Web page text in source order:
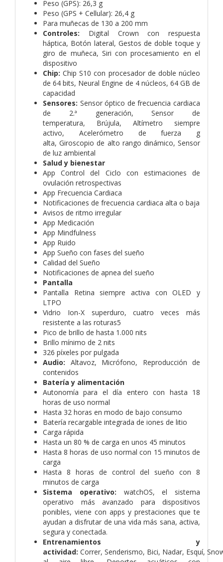
Peso (GPS): 26,3 g
Peso (GPS + Cellular): 26,4 g
Para muñecas de 130 a 200 mm
Controles:
Digital Crown con respuesta
háptica, Botón lateral, Gestos de doble toque y
giro de muñeca, Siri con procesamiento en el
dispositivo
Chip: Chip S10 con procesador de doble núcleo
de 64 bits, Neural Engine de 4 núcleos, 64 GB de
capacidad
Sensores: Sensor óptico de frecuencia cardiaca
de 2.ª generación,Sensor de
temperatura, Brújula, Altímetro siempre
activo, Acelerómetro de fuerza g
alta,Giroscopio de alto rango dinámico,Sensor
de luz ambiental
Salud y bienestar
App Control del Ciclo con estimaciones de
ovulación retrospectivas
App Frecuencia Cardiaca
Notificaciones de frecuencia cardiaca alta o baja
Avisos de ritmo irregular
App Medicación
App Mindfulness
App Ruido
App Sueño con fases del sueño
Calidad del Sueño
Notificaciones de apnea del sueño
Pantalla
Pantalla Retina siempre activa con OLED y
LTPO
Vidrio Ion-X superduro, cuatro veces más
resistente a las roturas5
Pico de brillo de hasta 1.000 nits
Brillo mínimo de 2 nits
326 píxeles por pulgada
Audio:
Altavoz, Micrófono, Reproducción de
contenidos
Batería y alimentación
Autonomía para el día entero con hasta 18
horas de uso normal
Hasta 32 horas en modo de bajo consumo
Batería recargable integrada de iones de litio
Carga rápida
Hasta un 80 % de carga en unos 45 minutos
Hasta 8 horas de uso normal con 15 minutos de
carga
Hasta 8 horas de control del sueño con 8
minutos de carga
Sistema operativo:
watchOS, el sistema
operativo más avanzado para dispositivos
ponibles, viene con apps y prestaciones que te
ayudan a disfrutar de una vida más sana, activa,
segura y conectada.
Entrenamientos y
actividad: Correr, Senderismo, Bici, Nadar, Esquí,